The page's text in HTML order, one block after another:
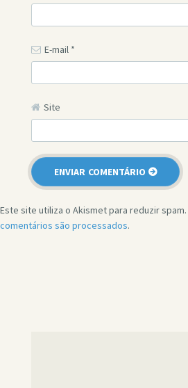
E-mail *
Site
Este site utiliza o Akismet para reduzir spam.
comentários são processados.